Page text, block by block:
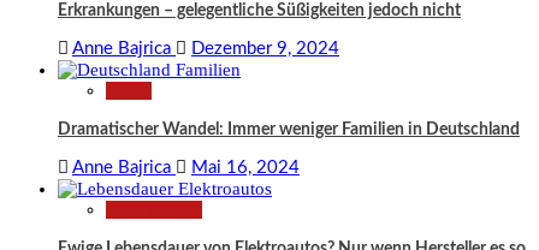
Erkrankungen – gelegentliche Süßigkeiten jedoch nicht
Anne Bajrica Dezember 9, 2024
Dramatischer Wandel: Immer weniger Familien in Deutschland
Anne Bajrica Mai 16, 2024